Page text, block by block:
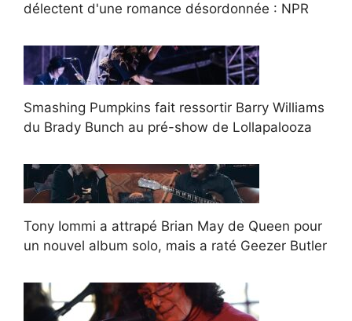
délectent d'une romance désordonnée : NPR
Smashing Pumpkins fait ressortir Barry Williams
du Brady Bunch au pré-show de Lollapalooza
Tony Iommi a attrapé Brian May de Queen pour
un nouvel album solo, mais a raté Geezer Butler